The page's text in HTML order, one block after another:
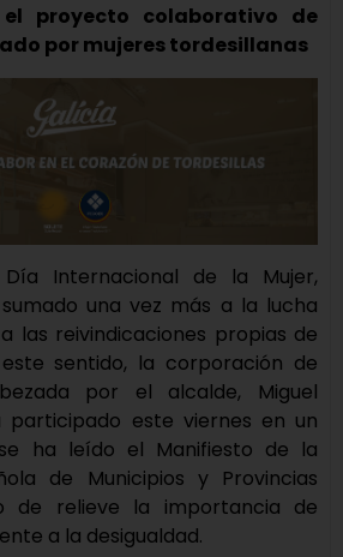
proyecto colaborativo de
por mujeres tordesillanas
Internacional de la Mujer,
una vez más a la lucha
las reivindicaciones propias de
sentido, la corporación de
por el alcalde, Miguel
participado este viernes en un
ha leído el Manifiesto de la
de Municipios y Provincias
de relieve la importancia de
a la desigualdad.